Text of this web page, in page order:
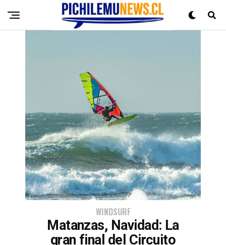
WINDSURF
Matanzas, Navidad: La
gran final del Circuito